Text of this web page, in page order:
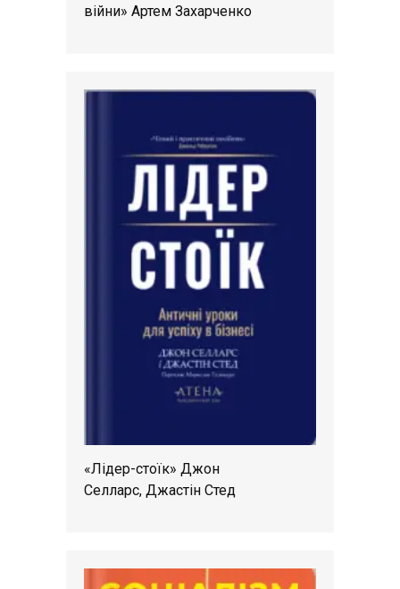
війни» Артем Захарченко
«Лідер-стоїк» Джон
Селларс, Джастін Стед